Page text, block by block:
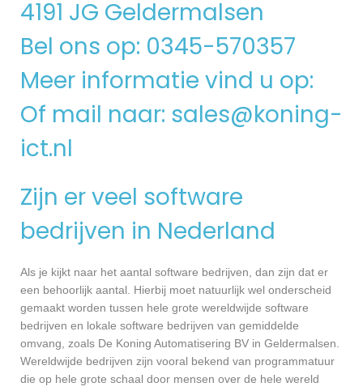
4191 JG Geldermalsen
Bel ons op: 0345-570357
Meer informatie vind u op:
Of mail naar: sales@koning-
ict.nl
Zijn er veel software
bedrijven in Nederland
Als je kijkt naar het aantal software bedrijven, dan zijn dat er
een behoorlijk aantal. Hierbij moet natuurlijk wel onderscheid
gemaakt worden tussen hele grote wereldwijde software
bedrijven en lokale software bedrijven van gemiddelde
omvang, zoals De Koning Automatisering BV in Geldermalsen.
Wereldwijde bedrijven zijn vooral bekend van programmatuur
die op hele grote schaal door mensen over de hele wereld